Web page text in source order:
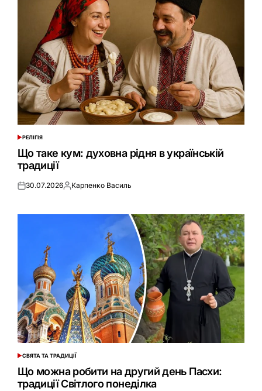
ОПУБЛІКУВАТИ
У
РЕЛІГІЯ
Що таке кум: духовна рідня в українській
традиції
Оприлюднено
30.07.2026Опубліковано
Карпенко Василь
ОПУБЛІКУВАТИ
У
СВЯТА ТА ТРАДИЦІЇ
Що можна робити на другий день Пасхи:
традиції Світлого понеділка